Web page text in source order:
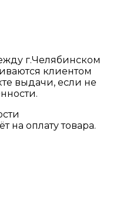
г.Челябинском
клиентом
выдачи, если не
на оплату товара.